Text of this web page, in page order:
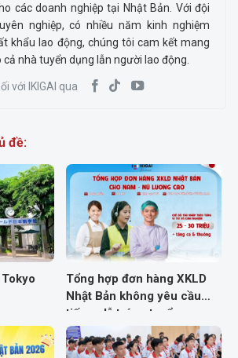
các doanh nghiệp tại Nhật Bản. Với đội
nghiệp, có nhiều năm kinh nghiệm
khẩu lao động, chúng tôi cam kết mang
cả nhà tuyển dụng lẫn người lao động.
với IKIGAI qua
đề:
Tổng hợp đơn hàng XKLD
Nhật Bản không yêu cầu
tiếng, dễ trúng tuyển